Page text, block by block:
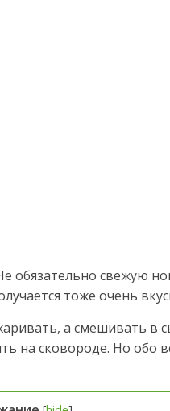
обязательно свежую
тоже очень
а смешивать в
на сковороде. Но обо